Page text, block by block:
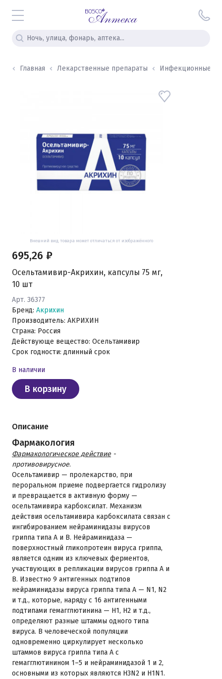
Главная Лекарственные препараты Инфекционные и
Внешний вид товара может отличаться от изображённого
Осельтамивир-Акрихин, капсулы 75 мг,
10 шт
Арт. 36377
Бренд: Акрихин
Производитель: АКРИХИН
Страна: Россия
Действующе вещество: Осельтамивир
Срок годности: длинный срок
695,26 ₽
В наличии
В корзину
Описание
Фармакология
Фармакологическое действие -
противовирусное.
Осельтамивир — пролекарство, при
пероральном приеме подвергается гидролизу
и превращается в активную форму —
осельтамивира карбоксилат. Механизм
действия осельтамивира карбоксилата связан с
ингибированием нейраминидазы вирусов
гриппа типа А и В. Нейраминидаза —
поверхностный гликопротеин вируса гриппа,
является одним из ключевых ферментов,
участвующих в репликации вирусов гриппа А и
В. Известно 9 антигенных подтипов
нейраминидазы вируса гриппа типа А — N1, N2
и т.д., которые, наряду с 16 антигенными
подтипами гемагглютинина — H1, H2 и т.д.,
определяют разные штаммы одного типа
вируса. В человеческой популяции
одновременно циркулирует несколько
штаммов вируса гриппа типа А с
гемагглютинином 1–5 и нейраминидазой 1 и 2,
основными из которых являются H3N2 и H1N1.